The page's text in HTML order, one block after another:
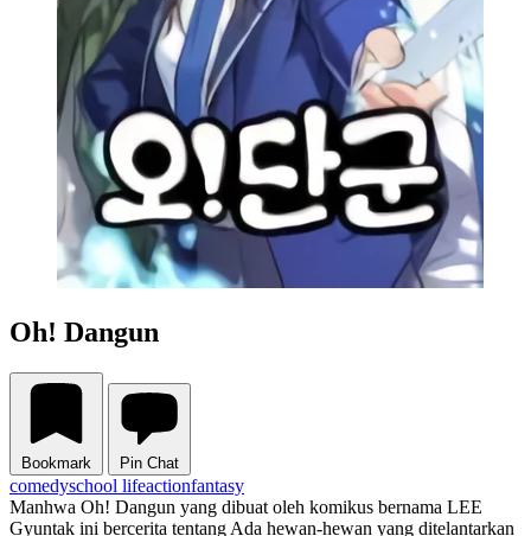
Oh! Dangun
Bookmark Pin Chat
comedyschool lifeactionfantasy
Manhwa Oh! Dangun yang dibuat oleh komikus bernama LEE
Gyuntak ini bercerita tentang Ada hewan-hewan yang ditelantarkan